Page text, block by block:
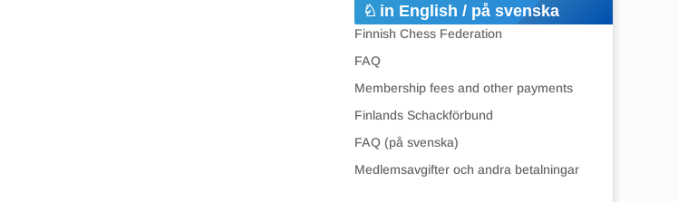
in English / på svenska
Finnish Chess Federation
FAQ
Membership fees and other payments
Finlands Schackförbund
FAQ (på svenska)
Medlemsavgifter och andra betalningar